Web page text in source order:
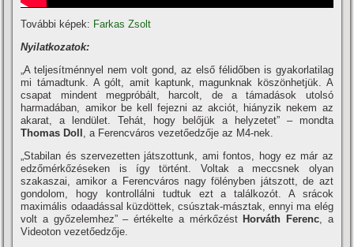
További képek: Farkas Zsolt
Nyilatkozatok:
„A teljesí­tménnyel nem volt gond, az első félidőben is gyakorlatilag
mi támadtunk. A gólt, amit kaptunk, magunknak köszönhetjük. A
csapat mindent megpróbált, harcolt, de a támadások utolsó
harmadában, amikor be kell fejezni az akciót, hiányzik nekem az
akarat, a lendület. Tehát, hogy belőjük a helyzetet” – mondta
Thomas Doll , a Ferencváros vezetőedzője az M4-nek.
„Stabilan és szervezetten játszottunk, ami fontos, hogy ez már az
edzőmérkőzéseken is í­gy történt. Voltak a meccsnek olyan
szakaszai, amikor a Ferencváros nagy fölényben játszott, de azt
gondolom, hogy kontrollálni tudtuk ezt a találkozót. A srácok
maximális odaadással küzdöttek, csúsztak-másztak, ennyi ma elég
volt a győzelemhez” – értékelte a mérkőzéstHorváth Ferenc, a
Videoton vezetőedzője.